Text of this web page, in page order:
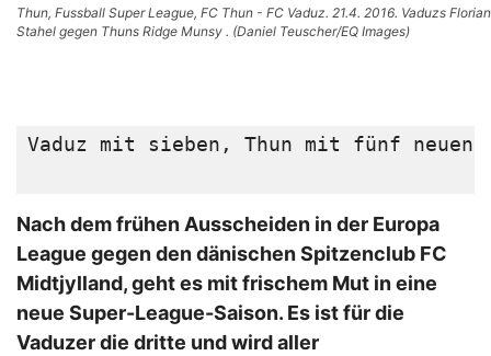
Thun, Fussball Super League, FC Thun - FC Vaduz. 21.4. 2016. Vaduzs Florian
Stahel gegen Thuns Ridge Munsy . (Daniel Teuscher/EQ Images)
Vaduz mit sieben, Thun mit fünf neuen
Nach dem frühen Ausscheiden in der Europa
League gegen den dänischen Spitzenclub FC
Midtjylland, geht es mit frischem Mut in eine
neue Super-League-Saison. Es ist für die
Vaduzer die dritte und wird aller